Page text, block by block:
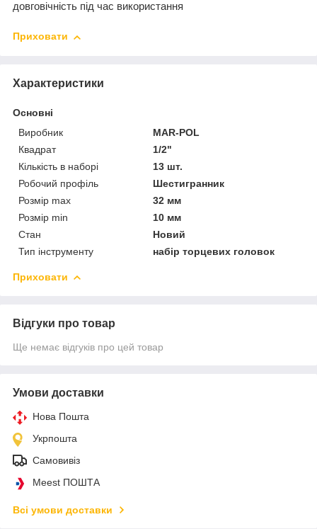
довговічність під час використання
Приховати
Характеристики
Основні
Виробник
MAR-POL
Квадрат
1/2"
Кількість в наборі
13 шт.
Робочий профіль
Шестигранник
Розмір max
32 мм
Розмір min
10 мм
Стан
Новий
Тип інструменту
набір торцевих головок
Приховати
Відгуки про товар
Ще немає відгуків про цей товар
Умови доставки
Нова Пошта
Укрпошта
Самовивіз
Meest ПОШТА
Всі умови доставки